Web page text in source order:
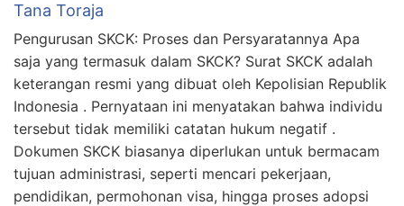
Tana Toraja
Pengurusan SKCK: Proses dan Persyaratannya Apa
saja yang termasuk dalam SKCK? Surat SKCK adalah
keterangan resmi yang dibuat oleh Kepolisian Republik
Indonesia . Pernyataan ini menyatakan bahwa individu
tersebut tidak memiliki catatan hukum negatif .
Dokumen SKCK biasanya diperlukan untuk bermacam
tujuan administrasi, seperti mencari pekerjaan,
pendidikan, permohonan visa, hingga proses adopsi